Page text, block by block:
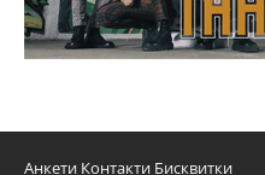
Анкети Контакти Бисквитки